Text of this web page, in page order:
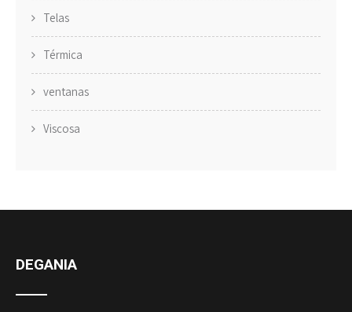
Telas
Térmica
ventanas
Viscosa
DEGANIA